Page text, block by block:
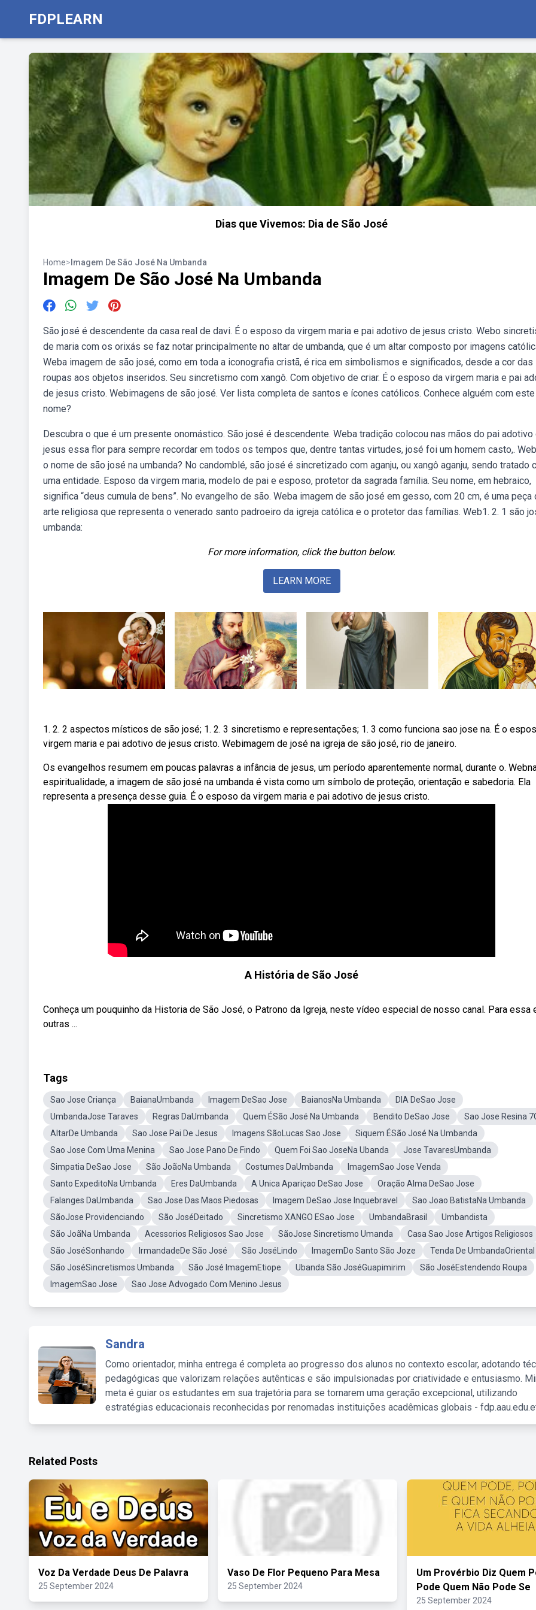
FDPLEARN
Dias que Vivemos: Dia de São José
Home> Imagem De São José Na Umbanda
Imagem De São José Na Umbanda
São josé é descendente da casa real de davi. É o esposo da virgem maria e pai adotivo de jesus cristo. Webo
de maria com os orixás se faz notar principalmente no altar de umbanda, que é um altar composto por imagens
Weba imagem de são josé, como em toda a iconografia cristã, é rica em simbolismos e significados, desde a cor das
roupas aos objetos inseridos. Seu sincretismo com xangô. Com objetivo de criar. É o esposo da virgem maria e pai
de jesus cristo. Webimagens de são josé. Ver lista completa de santos e ícones católicos. Conhece alguém com este
nome?
Descubra o que é um presente onomástico. São josé é descendente. Weba tradição colocou nas mãos do pai adotivo
jesus essa flor para sempre recordar em todos os tempos que, dentre tantas virtudes, josé foi um homem casto,.
o nome de são josé na umbanda? No candomblé, são josé é sincretizado com aganju, ou xangô aganju, sendo tratado
uma entidade. Esposo da virgem maria, modelo de pai e esposo, protetor da sagrada família. Seu nome, em hebraico,
significa “deus cumula de bens”. No evangelho de são. Weba imagem de são josé em gesso, com 20 cm, é uma peça
arte religiosa que representa o venerado santo padroeiro da igreja católica e o protetor das famílias. Web1. 2. 1 são
umbanda:
For more information, click the button below.
LEARN MORE
1. 2. 2 aspectos místicos de são josé; 1. 2. 3 sincretismo e representações; 1. 3 como funciona sao jose na. É o
virgem maria e pai adotivo de jesus cristo. Webimagem de josé na igreja de são josé, rio de janeiro.
Os evangelhos resumem em poucas palavras a infância de jesus, um período aparentemente normal, durante o.
espiritualidade, a imagem de são josé na umbanda é vista como um símbolo de proteção, orientação e sabedoria. Ela
representa a presença desse guia. É o esposo da virgem maria e pai adotivo de jesus cristo.
A História de São José
Conheça um pouquinho da Historia de São José, o Patrono da Igreja, neste vídeo especial de nosso canal. Para essa
outras ...
Tags
Sao Jose Criança BaianaUmbanda Imagem DeSao Jose BaianosNa Umbanda
DIA DeSao Jose
UmbandaJose Taraves
Regras DaUmbanda Quem ÉSão José Na Umbanda Bendito DeSao Jose
Sao Jose Resina
AltarDe Umbanda
Sao Jose Pai De Jesus Imagens SãoLucas Sao Jose
Siquem ÉSão José Na Umbanda
Sao Jose Com Uma Menina
Sao Jose Pano De Findo Quem Foi Sao JoseNa Ubanda
Jose TavaresUmbanda
Simpatia DeSao Jose
São JoãoNa Umbanda Costumes DaUmbanda
ImagemSao Jose Venda
Santo ExpeditoNa Umbanda
Eres DaUmbanda A Unica Apariçao DeSao Jose
Oração Alma DeSao Jose
Falanges DaUmbanda
Sao Jose Das Maos Piedosas Imagem DeSao Jose Inquebravel
Sao Joao BatistaNa Umbanda
SãoJose Providenciando
São JoséDeitado Sincretismo XANGO ESao Jose UmbandaBrasil
Umbandista
São JoãNa Umbanda
Acessorios Religiosos Sao Jose SãoJose Sincretismo Umanda
Casa Sao Jose Artigos Religiosos
São JoséSonhando
IrmandadeDe São José São JoséLindo ImagemDo Santo São Joze
Tenda De UmbandaOriental
São JoséSincretismos Umbanda
São José ImagemEtiope Ubanda São JoséGuapimirim
São JoséEstendendo Roupa
ImagemSao Jose
Sao Jose Advogado Com Menino Jesus
Sandra
Como orientador, minha entrega é completa ao progresso dos alunos no contexto escolar, adotando
pedagógicas que valorizam relações autênticas e são impulsionadas por criatividade e entusiasmo.
meta é guiar os estudantes em sua trajetória para se tornarem uma geração excepcional, utilizando
estratégias educacionais reconhecidas por renomadas instituições acadêmicas globais -
Related Posts
Voz Da Verdade Deus De Palavra
25 September 2024
Vaso De Flor Pequeno Para Mesa
25 September 2024
Um Provérbio Diz Quem
Pode Quem Não Pode Se
25 September 2024